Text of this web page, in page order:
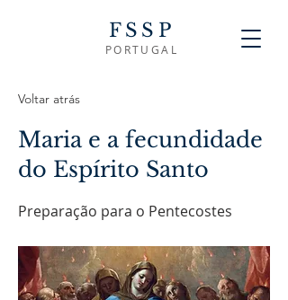
FSSP
PORTUGAL
Voltar atrás
Maria e a fecundidade
do Espírito Santo
Preparação para o Pentecostes